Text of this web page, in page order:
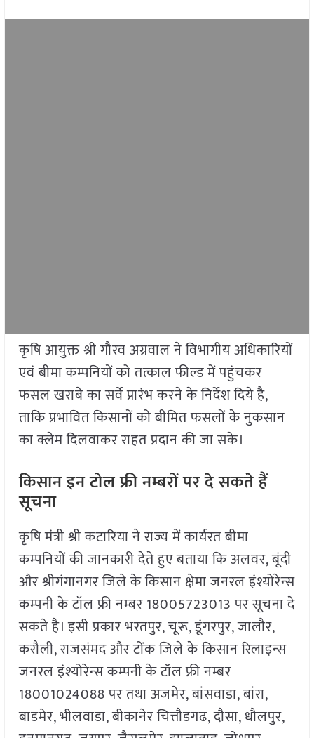
कृषि आयुक्त श्री गौरव अग्रवाल ने विभागीय अधिकारियों
एवं बीमा कम्पनियों को तत्काल फील्ड में पहुंचकर
फसल खराबे का सर्वे प्रारंभ करने के निर्देश दिये है,
ताकि प्रभावित किसानों को बीमित फसलों के नुकसान
का क्लेम दिलवाकर राहत प्रदान की जा सके।
किसान इन टोल फ्री नम्बरों पर दे सकते हैं
सूचना
कृषि मंत्री श्री कटारिया ने राज्य में कार्यरत बीमा
कम्पनियों की जानकारी देते हुए बताया कि अलवर, बूंदी
और श्रीगंगानगर जिले के किसान क्षेमा जनरल इंश्योरेन्स
कम्पनी के टॉल फ्री नम्बर 18005723013 पर सूचना दे
सकते है। इसी प्रकार भरतपुर, चूरू, डूंगरपुर, जालौर,
करौली, राजसंमद और टोंक जिले के किसान रिलाइन्स
जनरल इंश्योरेन्स कम्पनी के टॉल फ्री नम्बर
18001024088 पर तथा अजमेर, बांसवाडा, बांरा,
बाडमेर, भीलवाडा, बीकानेर चित्तौडगढ, दौसा, धौलपुर,